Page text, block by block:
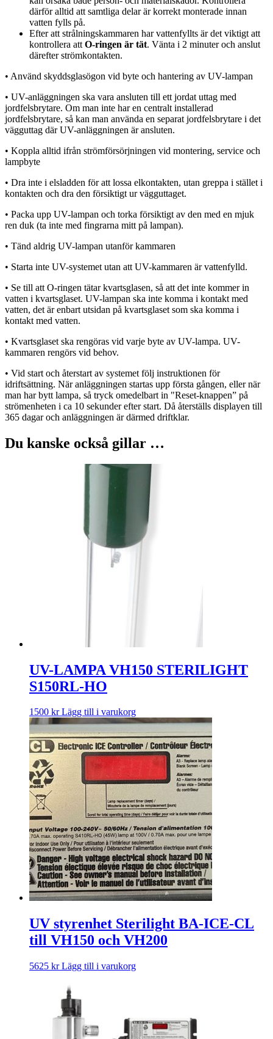
därför alltid att samtliga delar är korrekt monterade innan
vatten fylls på.
Efter att strålningskammaren har vattenfyllts är det viktigt att
kontrollera att O-ringen är tät. Vänta i 2 minuter och anslut
därefter strömkontakten.
• Använd skyddsglasögon vid byte och hantering av UV-lampan
• UV-anläggningen ska vara ansluten till ett jordat uttag med
jordfelsbrytare. Om man inte har en centralt installerad
jordfelsbrytare, så kan man använda en separat jordfelsbrytare i det
vägguttag där UV-anläggningen är ansluten.
• Koppla alltid ifrån strömförsörjningen vid montering, service och
lampbyte
• Dra inte i elsladden för att lossa elkontakten, utan greppa i stället i
kontakten och dra den försiktigt ur vägguttaget.
• Packa upp UV-lampan och torka försiktigt av den med en mjuk
ren duk (ta inte med fingrarna mitt på lampan).
• Tänd aldrig UV-lampan utanför kammaren
• Starta inte UV-systemet utan att UV-kammaren är vattenfylld.
• Se till att O-ringen tätar kvartsglasen, så att det inte kommer in
vatten i kvartsglaset. UV-lampan ska inte komma i kontakt med
vatten, det är enbart utsidan på kvartsglaset som ska komma i
kontakt med vatten.
• Kvartsglaset ska rengöras vid varje byte av UV-lampa. UV-
kammaren rengörs vid behov.
• Vid start och återstart av systemet följ instruktionen för
idriftsättning. När anläggningen startas upp första gången, eller när
man har bytt lampa, så tryck omedelbart in "Reset-knappen” på
strömenheten i ca 10 sekunder efter start. Då återställs displayen till
365 dagar och anläggningen är därmed driftklar.
Du kanske också gillar …
UV-LAMPA VH150 STERILIGHT
S150RL-HO
1500 kr Lägg till i varukorg
UV styrenhet Sterilight BA-ICE-CL
till VH150 och VH200
5625 kr Lägg till i varukorg